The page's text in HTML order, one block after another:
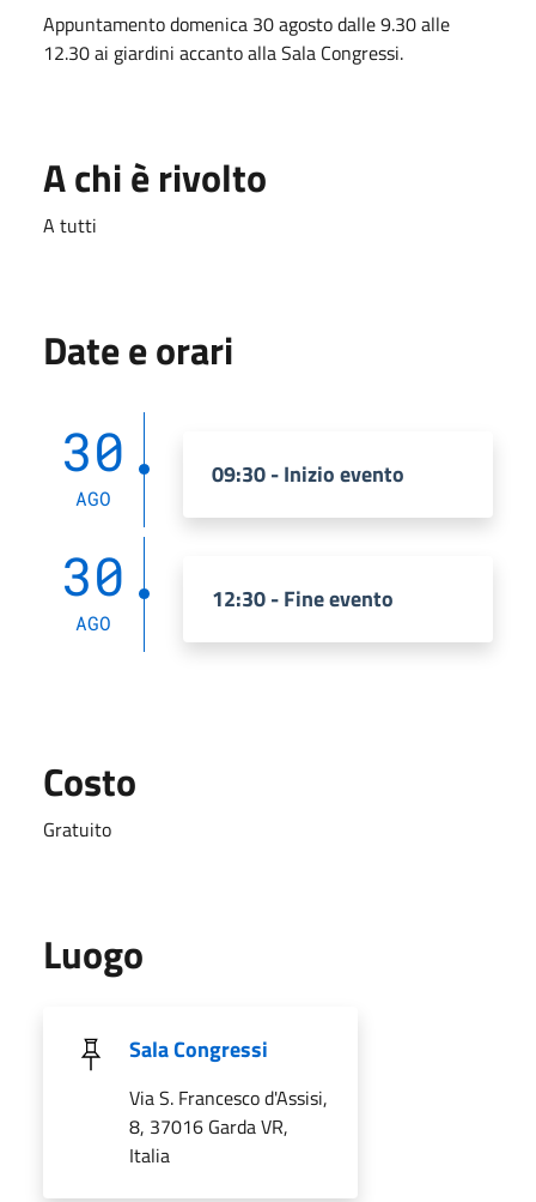
Appuntamento domenica 30 agosto dalle 9.30 alle
12.30 ai giardini accanto alla Sala Congressi.
A chi è rivolto
A tutti
Date e orari
30
AGO
09:30 - Inizio evento
30
AGO
12:30 - Fine evento
Costo
Gratuito
Luogo
Sala Congressi
Via S. Francesco d'Assisi,
8, 37016 Garda VR,
Italia